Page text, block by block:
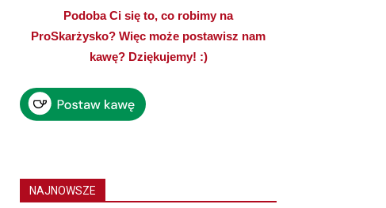
Podoba Ci się to, co robimy na
ProSkarżysko? Więc może postawisz nam
kawę? Dziękujemy! :)
NAJNOWSZE